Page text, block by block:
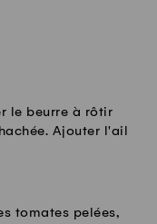
le beurre à rôtir
Ajouter l'ail
tomates pelées,